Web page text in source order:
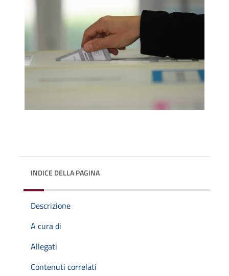
INDICE DELLA PAGINA
Descrizione
A cura di
Allegati
Contenuti correlati